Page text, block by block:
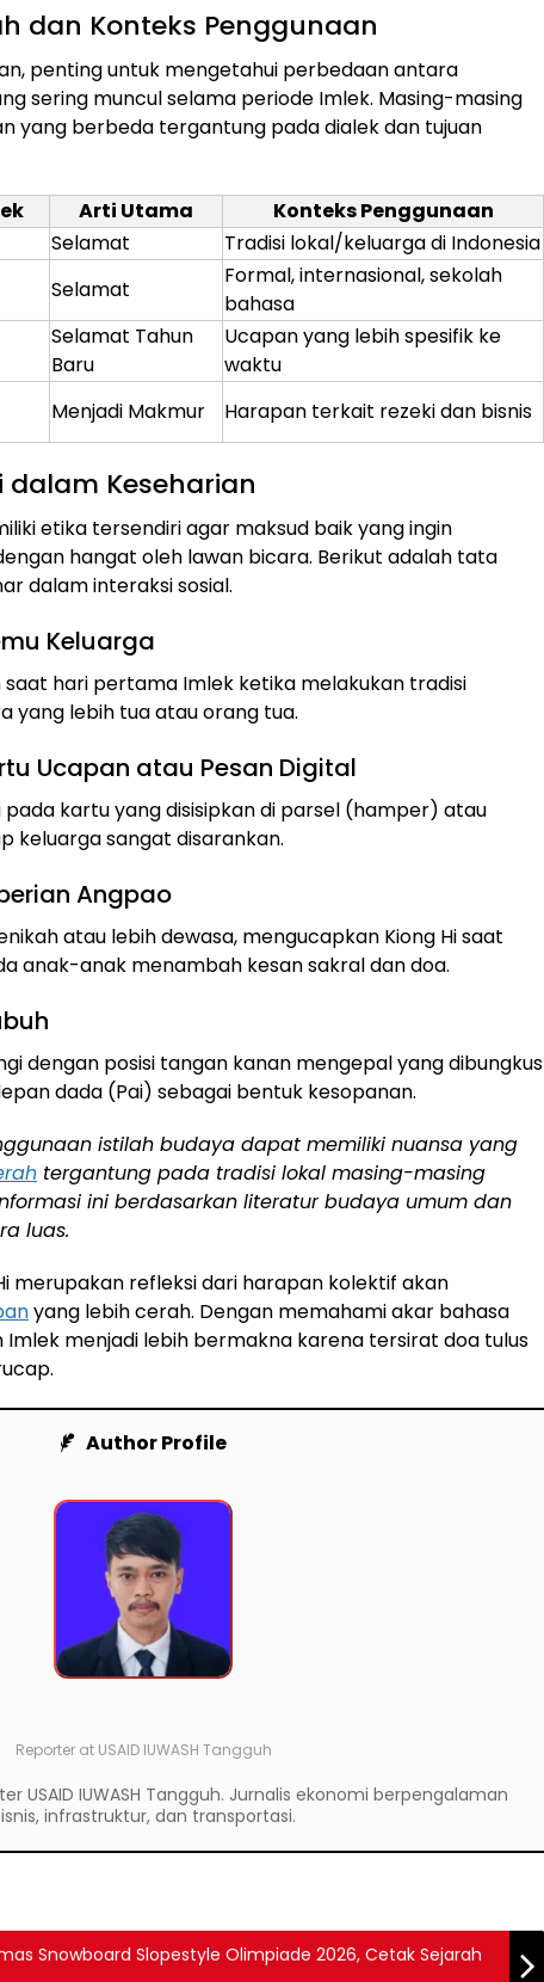
dan Konteks Penggunaan
penting untuk mengetahui perbedaan antara
sering muncul selama periode Imlek. Masing-masing
yang berbeda tergantung pada dialek dan tujuan
Arti Utama
Konteks Penggunaan
Selamat
Tradisi lokal/keluarga di Indonesia
Selamat
Formal, internasional, sekolah
bahasa
Selamat Tahun
Baru
Ucapan yang lebih spesifik ke
waktu
Menjadi Makmur Harapan terkait rezeki dan bisnis
dalam Keseharian
etika tersendiri agar maksud baik yang ingin
hangat oleh lawan bicara. Berikut adalah tata
dalam interaksi sosial.
Keluarga
hari pertama Imlek ketika melakukan tradisi
yang lebih tua atau orang tua.
Ucapan atau Pesan Digital
pada kartu yang disisipkan di parsel (hamper) atau
keluarga sangat disarankan.
Angpao
atau lebih dewasa, mengucapkan Kiong Hi saat
anak-anak menambah kesan sakral dan doa.
dengan posisi tangan kanan mengepal yang dibungkus
dada (Pai) sebagai bentuk kesopanan.
istilah budaya dapat memiliki nuansa yang
tergantung pada tradisi lokal masing-masing
ini berdasarkan literatur budaya umum dan
luas.
merupakan refleksi dari harapan kolektif akan
yang lebih cerah. Dengan memahami akar bahasa
Imlek menjadi lebih bermakna karena tersirat doa tulus
Author Profile
Reporter at USAID IUWASH Tangguh
USAID IUWASH Tangguh. Jurnalis ekonomi berpengalaman
infrastruktur, dan transportasi.
Snowboard Slopestyle Olimpiade 2026, Cetak Sejarah